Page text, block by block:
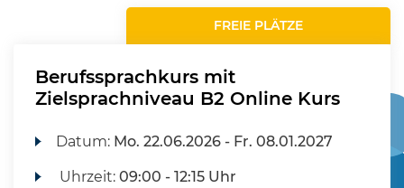
FREIE PLÄTZE
Berufssprachkurs mit
Zielsprachniveau B2 Online Kurs
Datum: Mo. 22.06.2026 - Fr. 08.01.2027
Uhrzeit:09:00 - 12:15 Uhr